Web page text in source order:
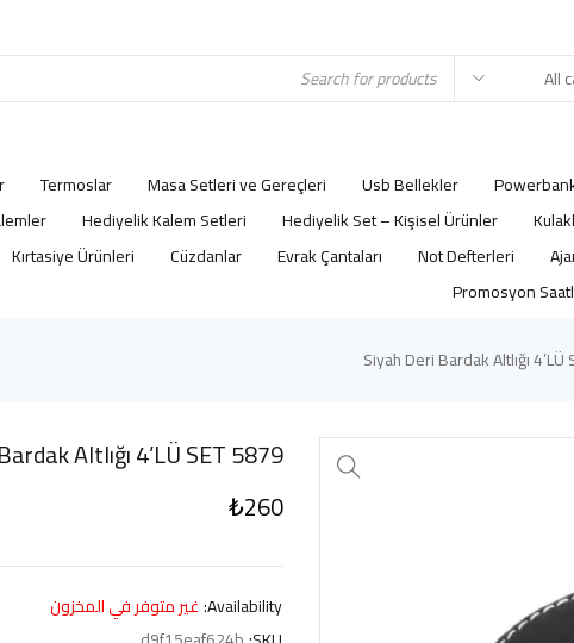
Usb Bellekler
Masa Setleri ve Gereçleri
Termoslar
Hediyelik Set – Kişisel Ürünler
Hediyelik Kalem Setleri
Not Defterleri
Evrak Çantaları
Cüzdanlar
Kırtasiye Ürünleri
Promosyon
5879 Siyah Deri Bardak Altlığı 4’LÜ SET
₺260
Availability: غير متوفر في المخزون